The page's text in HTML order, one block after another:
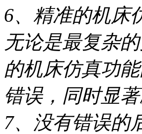
6、精准的机床
无论是最复杂
的机床仿真功
错误，同时显
7、没有错误的